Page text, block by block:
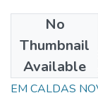
No
Thumbnail
Available
DE FOMENTO
EM CALDAS